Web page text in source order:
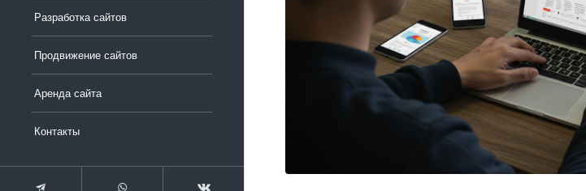
Разработка сайтов
Продвижение сайтов
Аренда сайта
Контакты